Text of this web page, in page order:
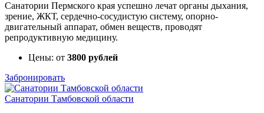
Санатории Пермского края успешно лечат органы дыхания,
зрение, ЖКТ, сердечно-сосудистую систему, опорно-
двигательный аппарат, обмен веществ, проводят
репродуктивную медицину.
Цены: от 3800 рублей
Забронировать
Санатории Тамбовской области